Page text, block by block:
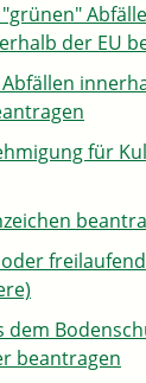
der EU
für
dem
beantragen